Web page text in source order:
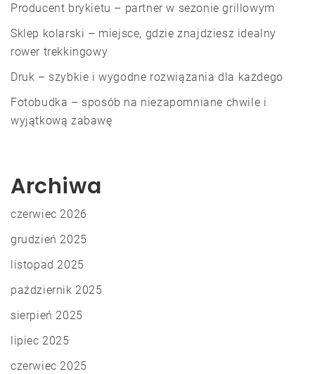
Producent brykietu – partner w sezonie grillowym
Sklep kolarski – miejsce, gdzie znajdziesz idealny
rower trekkingowy
Druk – szybkie i wygodne rozwiązania dla każdego
Fotobudka – sposób na niezapomniane chwile i
wyjątkową zabawę
Archiwa
czerwiec 2026
grudzień 2025
listopad 2025
październik 2025
sierpień 2025
lipiec 2025
czerwiec 2025